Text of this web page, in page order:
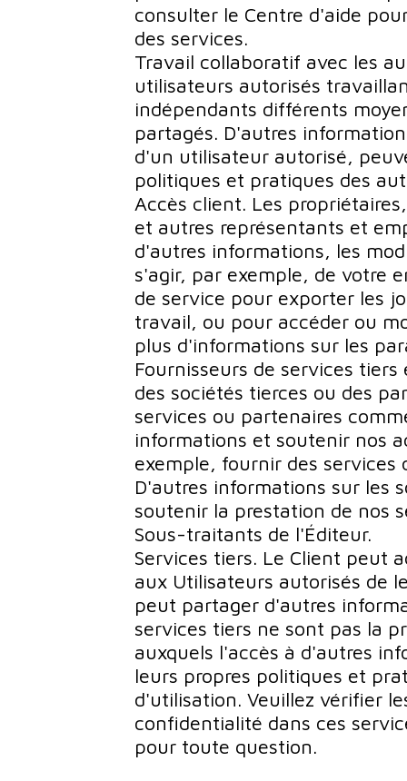
consulter le Centre d'aide
des services.
Travail collaboratif avec les
utilisateurs autorisés
indépendants différents
partagés. D'autres
d'un utilisateur autorisé,
politiques et pratiques des
Accès client. Les
et autres représentants et
d'autres informations, les
s'agir, par exemple, de votre
de service pour exporter les
travail, ou pour accéder ou
plus d'informations sur les
Fournisseurs de services
des sociétés tierces ou des
services ou partenaires
informations et soutenir nos
exemple, fournir des
D'autres informations sur les
soutenir la prestation de nos
Sous-traitants de l'Éditeur.
Services tiers. Le Client peut
aux Utilisateurs autorisés de
peut partager d'autres
services tiers ne sont pas la
auxquels l'accès à d'autres
leurs propres politiques et
d'utilisation. Veuillez vérifier
confidentialité dans ces
pour toute question.